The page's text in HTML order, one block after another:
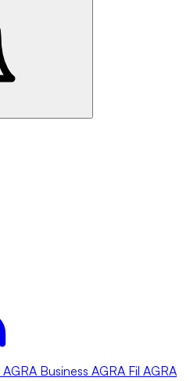
AGRA Business AGRA Fil AGRA